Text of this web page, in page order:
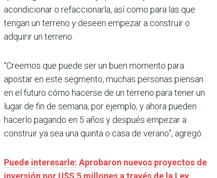
acondicionar o refaccionarla, así como para las que
tengan un terreno y deseen empezar a construir o
adquirir un terreno.
“Creemos que puede ser un buen momento para
apostar en este segmento, muchas personas piensan
en el futuro cómo hacerse de un terreno para tener un
lugar de fin de semana, por ejemplo, y ahora pueden
hacerlo pagando en 5 años y después empezar a
construir ya sea una quinta o casa de verano”, agregó.
Puede interesarle: Aprobaron nuevos proyectos de
inversión por U$S 5 millones a través de la Ley